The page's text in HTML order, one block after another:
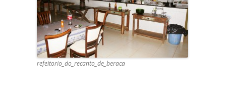
refeitorio_do_recanto_de_beraca